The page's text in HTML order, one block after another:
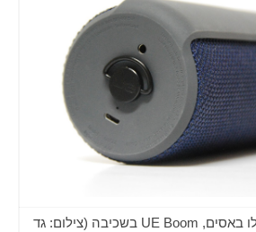
ככה למשל, לא תקבלו באסים, UE Boom בשכיבה (צילום: גד